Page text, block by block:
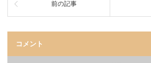
前の記事
コメント